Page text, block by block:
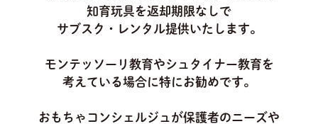
知育玩具を返却期限なしで
サブスク・レンタル提供いたします。
モンテッソーリ教育やシュタイナー教育を
考えている場合に特にお勧めです。
おもちゃコンシェルジュが保護者のニーズや